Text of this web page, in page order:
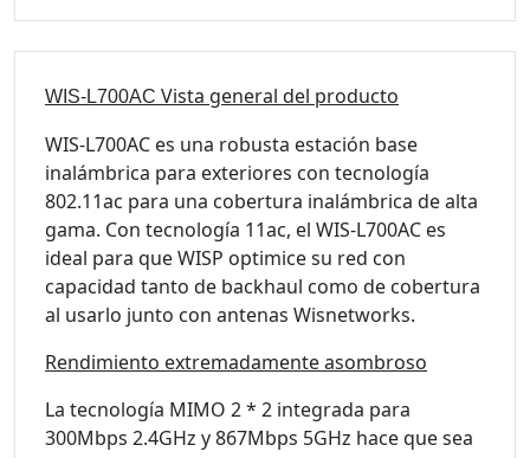
WIS-L700AC Vista general del producto
WIS-L700AC es una robusta estación base
inalámbrica para exteriores con tecnología
802.11ac para una cobertura inalámbrica de alta
gama. Con tecnología 11ac, el WIS-L700AC es
ideal para que WISP optimice su red con
capacidad tanto de backhaul como de cobertura
al usarlo junto con antenas Wisnetworks.
Rendimiento extremadamente asombroso
La tecnología MIMO 2 * 2 integrada para
300Mbps 2.4GHz y 867Mbps 5GHz hace que sea